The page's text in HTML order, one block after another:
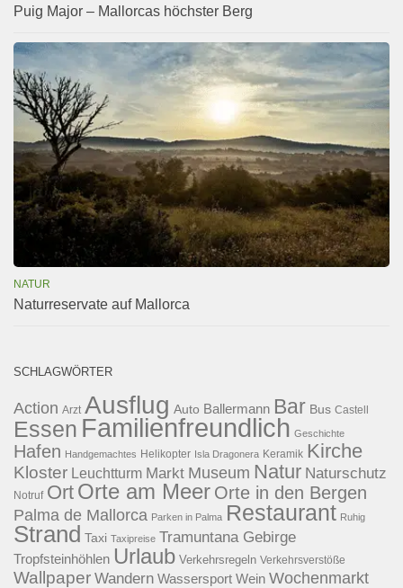
Puig Major – Mallorcas höchster Berg
NATUR
Naturreservate auf Mallorca
SCHLAGWÖRTER
Action Arzt Ausflug Auto Ballermann Bar Bus Castell
Essen Familienfreundlich Geschichte
Hafen Handgemachtes Helikopter Isla Dragonera Keramik Kirche
Kloster Leuchtturm Markt Museum Natur Naturschutz
Notruf Ort Orte am Meer Orte in den Bergen
Palma de Mallorca Parken in Palma Restaurant Ruhig
Strand Taxi Taxipreise Tramuntana Gebirge
Tropfsteinhöhlen Urlaub Verkehrsregeln Verkehrsverstöße
Wallpaper Wandern Wassersport Wein Wochenmarkt